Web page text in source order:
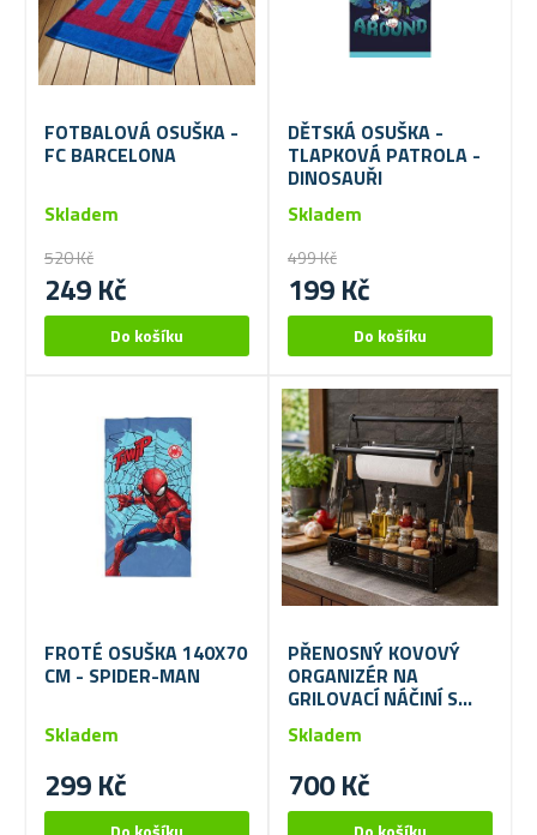
FOTBALOVÁ OSUŠKA -
FC BARCELONA
520 Kč
249 Kč
Skladem
DĚTSKÁ OSUŠKA -
TLAPKOVÁ PATROLA -
DINOSAUŘI
499 Kč
199 Kč
Skladem
FROTÉ OSUŠKA 140X70
CM - SPIDER-MAN
299 Kč
Skladem
PŘENOSNÝ KOVOVÝ
ORGANIZÉR NA
GRILOVACÍ NÁČINÍ S
DRŽÁKEM NA
PAPÍROVÉ UTĚRKY
700 Kč
Skladem